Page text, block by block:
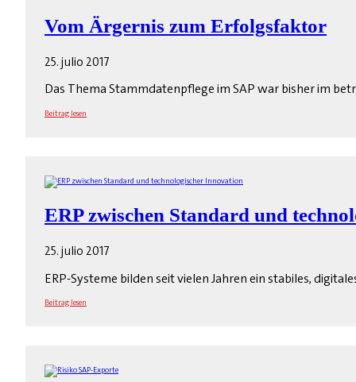
Vom Ärgernis zum Erfolgsfaktor
25. julio 2017
Das Thema Stammdatenpflege im SAP war bisher im
Beitrag lesen
ERP zwischen Standard und
25. julio 2017
ERP-Systeme bilden seit vielen Jahren ein stabiles,
Beitrag lesen